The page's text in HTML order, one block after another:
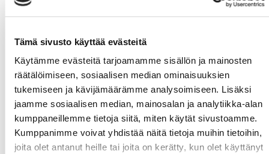
Tämä sivusto käyttää evästeitä
Käytämme evästeitä tarjoamamme sisällön ja mainosten
räätälöimiseen, sosiaalisen median ominaisuuksien
tukemiseen ja kävijämäärämme analysoimiseen. Lisäksi
jaamme sosiaalisen median, mainosalan ja analytiikka-alan
kumppaneillemme tietoja siitä, miten käytät sivustoamme.
Kumppanimme voivat yhdistää näitä tietoja muihin tietoihin,
joita olet antanut heille tai joita on kerätty, kun olet käyttänyt
#74 Erkinjuntti,
#23 Asplund,
#46 Liuksiala,